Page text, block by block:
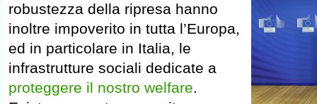
robustezza della ripresa hanno
inoltre impoverito in tutta l’Europa,
ed in particolare in Italia, le
infrastrutture sociali dedicate a
proteggere il nostro welfare.